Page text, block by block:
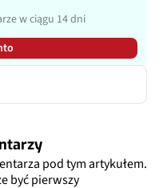
w ciągu 14 dni
pod tym artykułem.
być pierwszy